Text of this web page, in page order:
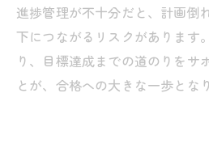
進捗管理が不十分だと、計画倒
下につながるリスクがあります
り、目標達成までの道のりをサ
とが、合格への大きな一歩とな